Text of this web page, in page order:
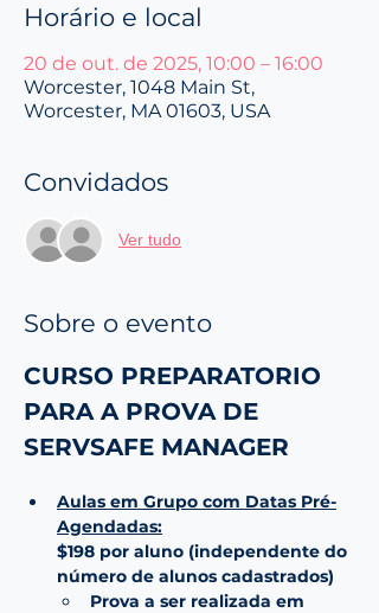
Horário e local
20 de out. de 2025, 10:00 – 16:00
Worcester, 1048 Main St,
Worcester, MA 01603, USA
Convidados
Ver tudo
Sobre o evento
CURSO PREPARATORIO
PARA A PROVA DE
SERVSAFE MANAGER
Aulas em Grupo com Datas Pré-
Agendadas:
$198 por aluno (independente do
número de alunos cadastrados)
Prova a ser realizada em